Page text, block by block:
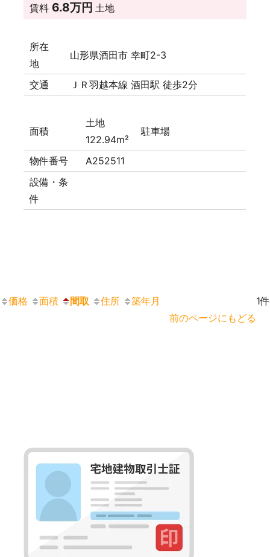
賃料 6.8万円土地
所在
地
山形県酒田市 幸町2-3
交通 ＪＲ羽越本線 酒田駅 徒歩2分
面積
土地
122.94m²
駐車場
物件番号
A252511
設備・条
件
価格 面積 間取 住所 築年月
1件
前のページにもどる